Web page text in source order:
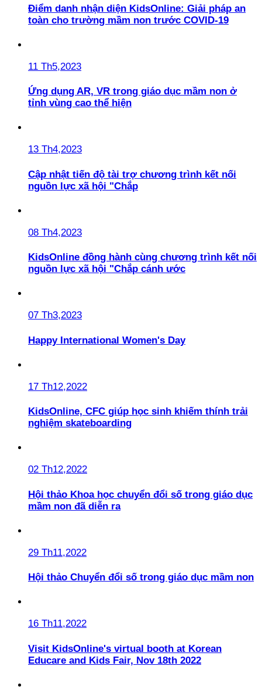
Điểm danh nhận diện KidsOnline: Giải pháp an
toàn cho trường mầm non trước COVID-19
11 Th5,2023
Ứng dụng AR, VR trong giáo dục mầm non ở
tỉnh vùng cao thể hiện
13 Th4,2023
Cập nhật tiến độ tài trợ chương trình kết nối
nguồn lực xã hội "Chắp
08 Th4,2023
KidsOnline đồng hành cùng chương trình kết nối
nguồn lực xã hội "Chắp cánh ước
07 Th3,2023
Happy International Women's Day
17 Th12,2022
KidsOnline, CFC giúp học sinh khiếm thính trải
nghiệm skateboarding
02 Th12,2022
Hội thảo Khoa học chuyển đổi số trong giáo dục
mầm non đã diễn ra
29 Th11,2022
Hội thảo Chuyển đổi số trong giáo dục mầm non
16 Th11,2022
Visit KidsOnline's virtual booth at Korean
Educare and Kids Fair, Nov 18th 2022